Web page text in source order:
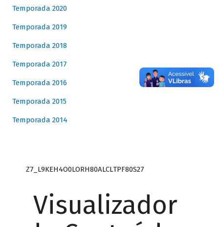
Temporada 2020
Temporada 2019
Temporada 2018
Temporada 2017
Temporada 2016
Temporada 2015
Temporada 2014
Z7_L9KEH4O0LORH80ALCLTPF80S27
Visualizador